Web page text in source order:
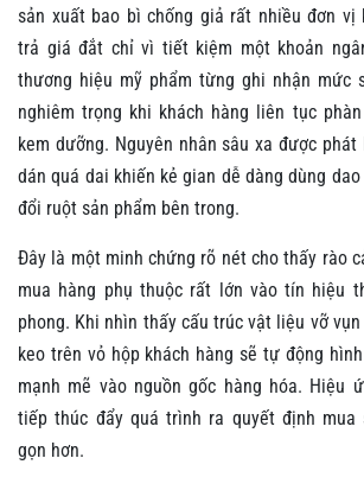
sản xuất bao bì chống giả rất nhiều đơn vị
trả giá đắt chỉ vì tiết kiệm một khoản
thương hiệu mỹ phẩm từng ghi nhận mức
nghiêm trọng khi khách hàng liên tục
kem dưỡng. Nguyên nhân sâu xa được
dán quá dai khiến kẻ gian dễ dàng dùng
đổi ruột sản phẩm bên trong.
Đây là một minh chứng rõ nét cho thấy rào
mua hàng phụ thuộc rất lớn vào tín hiệu
phong. Khi nhìn thấy cấu trúc vật liệu vỡ
keo trên vỏ hộp khách hàng sẽ tự động
mạnh mẽ vào nguồn gốc hàng hóa. Hiệu
tiếp thúc đẩy quá trình ra quyết định mua
gọn hơn.